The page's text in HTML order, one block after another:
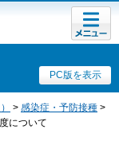
PC版を表示
メニュ
ー
> 感染症・予防接種 >
について